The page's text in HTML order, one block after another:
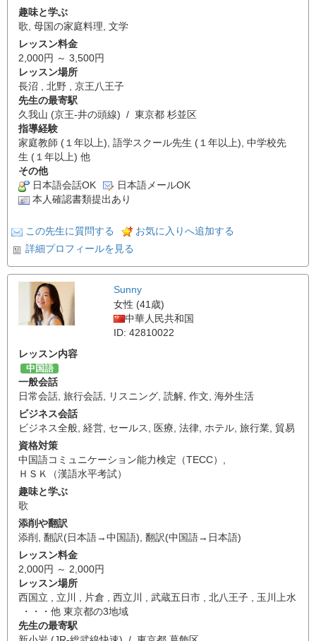
趣味と学ぶ
歌, 母国の家庭料理, 文学
レッスン料金
2,000円 ～ 3,500円
レッスン場所
長沼 , 北野 , 京王八王子
先生の最寄駅
久我山 (京王-井の頭線) / 東京都 杉並区
指導経験
家庭教師 (１年以上), 語学スクール先生 (１年以上), 中学校先
生 (１年以上) 他
その他
日本語会話OK
日本語メールOK
本人確認書類提出あり
この先生に質問する
お気に入りへ追加する
詳細プロフィールを見る
Sunny
女性 (41歳)
中華人民共和国
ID: 42810022
レッスン内容
中国語
一般会話
日常会話 旅行会話 リスニング 読解 作文 海外生活
ビジネス会話
ビジネス全般 経営 セールス 医療 法律 ホテル 旅行業 貿易
資格対策
中国語コミュニケーション能力検定（TECC）
ＨＳＫ（漢語水平考試）
趣味と学ぶ
歌
添削や翻訳
添削
翻訳(日本語→中国語) 翻訳(中国語→日本語)
レッスン料金
2,000円 ～ 2,000円
レッスン場所
西国立 , 立川 , 片倉 , 西立川 , 武蔵五日市 , 北八王子 , 玉川上水
・・・他 東京都の3地域
先生の最寄駅